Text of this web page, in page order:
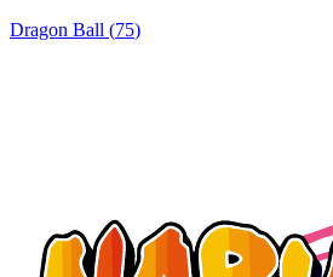
Dragon Ball (75)